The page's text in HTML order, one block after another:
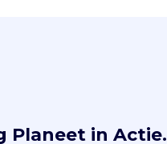
Planeet in Actie.